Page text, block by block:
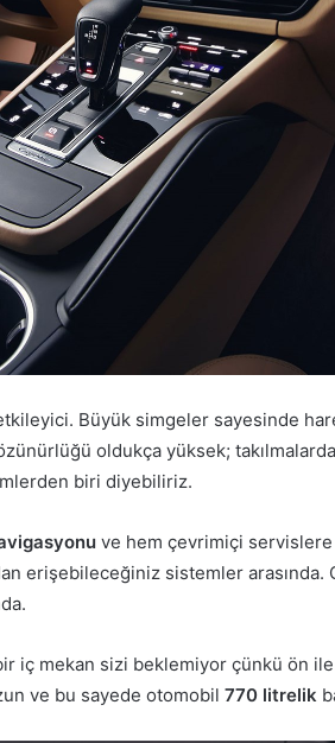
Büyük simgeler sayesinde
oldukça yüksek;
biri diyebiliriz.
ve hem çevrimiçi
erişebileceğiniz sistemler arasında.
iç mekan sizi beklemiyor çünkü ön ile
ve bu sayede otomobil 770 litrelik